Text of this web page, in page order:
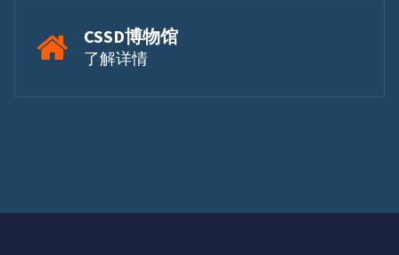
CSSD博物馆
了解详情